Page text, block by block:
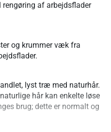
rengøring af arbejdsflader
og krummer væk fra
lyst træ med naturhår.
hår kan enkelte løse
brug; dette er normalt og